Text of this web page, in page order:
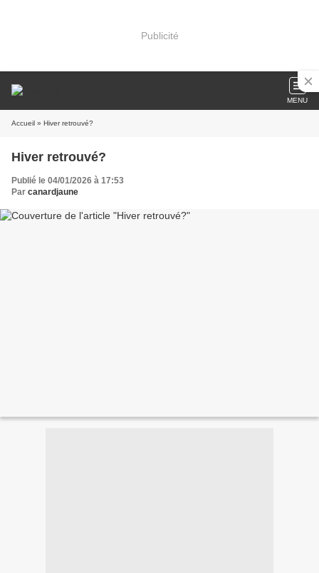
Publicité
MENU
Accueil » Hiver retrouvé?
Hiver retrouvé?
Publié le 04/01/2026 à 17:53
Par canardjaune